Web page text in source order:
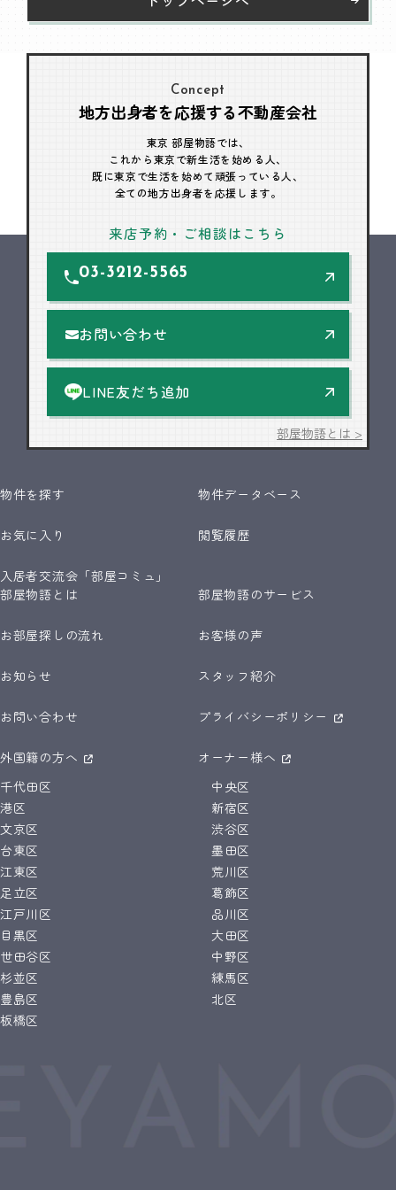
Concept
地方出身者を応援する不動産会社
東京 部屋物語では、
これから東京で新生活を始める人、
既に東京で生活を始めて頑張っている人、
全ての地方出身者を応援します。
来店予約・ご相談はこちら
03-3212-5565
お問い合わせ
LINE友だち追加
部屋物語とは >
物件を探す 物件データベース
お気に入り 閲覧履歴
入居者交流会「部屋コミュ」
部屋物語とは
部屋物語のサービス
お部屋探しの流れ お客様の声
お知らせ スタッフ紹介
お問い合わせ プライバシーポリシー
外国籍の方へ
オーナー様へ
千代田区
中央区
港区
新宿区
文京区
渋谷区
台東区
墨田区
江東区
荒川区
足立区
葛飾区
江戸川区
品川区
目黒区
大田区
世田谷区
中野区
杉並区
練馬区
豊島区
北区
板橋区